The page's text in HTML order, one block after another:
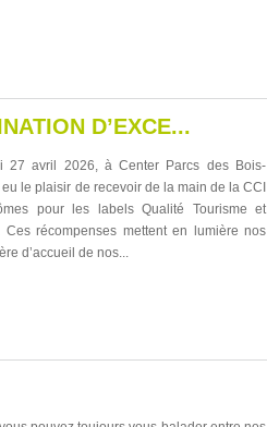
D’EXCE...
27 avril 2026, à Center Parcs des Bois-
eu le plaisir de recevoir de la main de la CCI
pour les labels Qualité Tourisme et
Ces récompenses mettent en lumière nos
d’accueil de nos...